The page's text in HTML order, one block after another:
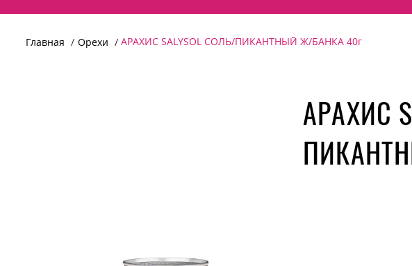
Главная Орехи АРАХИС SALYSOL СОЛЬ/ПИКАНТНЫЙ Ж/БАНКА 40г
АРАХИС